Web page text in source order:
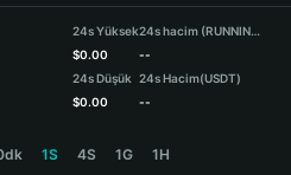
24s Yüksek
$0.00
24s Düşük
$0.00
24s hacim (RUNNINGTBA)
--
24s Hacim(USDT)
--
1S 4S 1G 1H